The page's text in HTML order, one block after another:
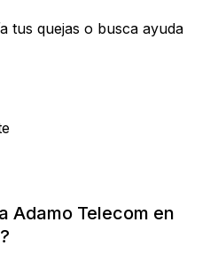
tus quejas o busca ayuda
Adamo Telecom en